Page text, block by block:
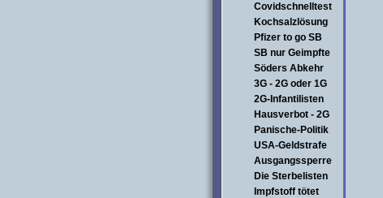
Covidschnelltest
Kochsalzlösung
Pfizer to go SB
SB nur Geimpfte
Söders Abkehr
3G - 2G oder 1G
2G-Infantilisten
Hausverbot - 2G
Panische-Politik
USA-Geldstrafe
Ausgangssperre
Die Sterbelisten
Impfstoff tötet